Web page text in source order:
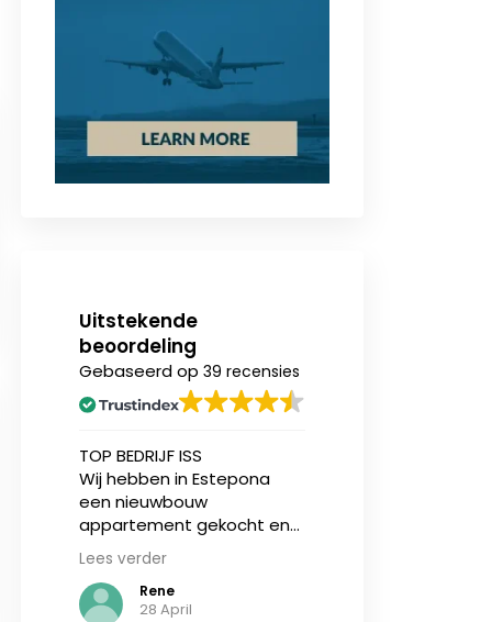
Uitstekende
beoordeling
Gebaseerd op 39 recensies
TOP BEDRIJF ISS
Wij hebben in Estepona
een nieuwbouw
appartement gekocht en
zijn geholpen door Jasper
en makelaar Stijn vd Kelen
van IIS, zij zijn zeer
gedreven en eerlijke
Lees verder
Rene
28 April